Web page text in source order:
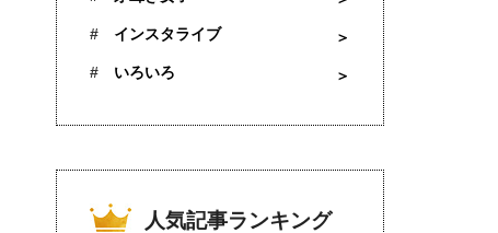
インスタライブ
いろいろ
人気記事ランキング